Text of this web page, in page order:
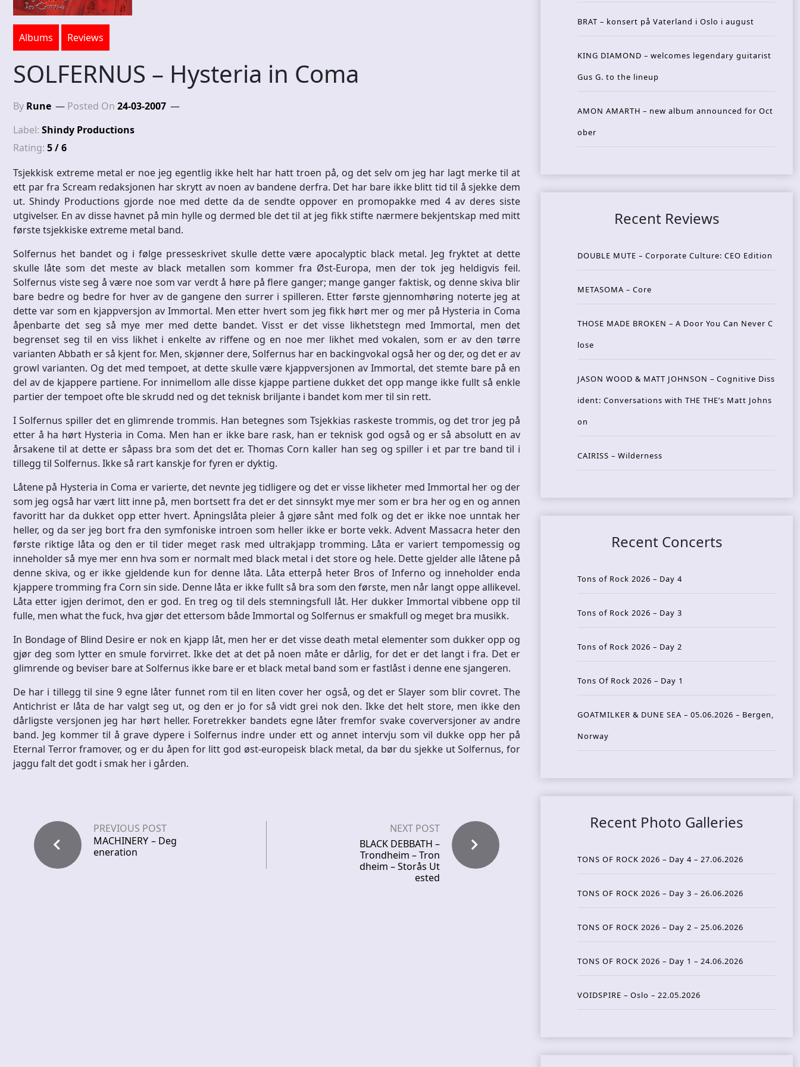
Albums Reviews
SOLFERNUS – Hysteria in Coma
By Rune Posted On 24-03-2007
Label: Shindy Productions
Rating: 5 / 6
Tsjekkisk extreme metal er noe jeg egentlig ikke helt har hatt troen på, og det selv om jeg har lagt merke til at
ett par fra Scream redaksjonen har skrytt av noen av bandene derfra. Det har bare ikke blitt tid til å sjekke dem
ut. Shindy Productions gjorde noe med dette da de sendte oppover en promopakke med 4 av deres siste
utgivelser. En av disse havnet på min hylle og dermed ble det til at jeg fikk stifte nærmere bekjentskap med mitt
første tsjekkiske extreme metal band.
Solfernus het bandet og i følge presseskrivet skulle dette være apocalyptic black metal. Jeg fryktet at dette
skulle låte som det meste av black metallen som kommer fra Øst-Europa, men der tok jeg heldigvis feil.
Solfernus viste seg å være noe som var verdt å høre på flere ganger; mange ganger faktisk, og denne skiva blir
bare bedre og bedre for hver av de gangene den surrer i spilleren. Etter første gjennomhøring noterte jeg at
dette var som en kjappversjon av Immortal. Men etter hvert som jeg fikk hørt mer og mer på Hysteria in Coma
åpenbarte det seg så mye mer med dette bandet. Visst er det visse likhetstegn med Immortal, men det
begrenset seg til en viss likhet i enkelte av riffene og en noe mer likhet med vokalen, som er av den tørre
varianten Abbath er så kjent for. Men, skjønner dere, Solfernus har en backingvokal også her og der, og det er av
growl varianten. Og det med tempoet, at dette skulle være kjappversjonen av Immortal, det stemte bare på en
del av de kjappere partiene. For innimellom alle disse kjappe partiene dukket det opp mange ikke fullt så enkle
partier der tempoet ofte ble skrudd ned og det teknisk briljante i bandet kom mer til sin rett.
I Solfernus spiller det en glimrende trommis. Han betegnes som Tsjekkias raskeste trommis, og det tror jeg på
etter å ha hørt Hysteria in Coma. Men han er ikke bare rask, han er teknisk god også og er så absolutt en av
årsakene til at dette er såpass bra som det det er. Thomas Corn kaller han seg og spiller i et par tre band til i
tillegg til Solfernus. Ikke så rart kanskje for fyren er dyktig.
Låtene på Hysteria in Coma er varierte, det nevnte jeg tidligere og det er visse likheter med Immortal her og der
som jeg også har vært litt inne på, men bortsett fra det er det sinnsykt mye mer som er bra her og en og annen
favoritt har da dukket opp etter hvert. Åpningslåta pleier å gjøre sånt med folk og det er ikke noe unntak her
heller, og da ser jeg bort fra den symfoniske introen som heller ikke er borte vekk. Advent Massacra heter den
første riktige låta og den er til tider meget rask med ultrakjapp tromming. Låta er variert tempomessig og
inneholder så mye mer enn hva som er normalt med black metal i det store og hele. Dette gjelder alle låtene på
denne skiva, og er ikke gjeldende kun for denne låta. Låta etterpå heter Bros of Inferno og inneholder enda
kjappere tromming fra Corn sin side. Denne låta er ikke fullt så bra som den første, men når langt oppe allikevel.
Låta etter igjen derimot, den er god. En treg og til dels stemningsfull låt. Her dukker Immortal vibbene opp til
fulle, men what the fuck, hva gjør det ettersom både Immortal og Solfernus er smakfull og meget bra musikk.
In Bondage of Blind Desire er nok en kjapp låt, men her er det visse death metal elementer som dukker opp og
gjør deg som lytter en smule forvirret. Ikke det at det på noen måte er dårlig, for det er det langt i fra. Det er
glimrende og beviser bare at Solfernus ikke bare er et black metal band som er fastlåst i denne ene sjangeren.
De har i tillegg til sine 9 egne låter funnet rom til en liten cover her også, og det er Slayer som blir covret. The
Antichrist er låta de har valgt seg ut, og den er jo for så vidt grei nok den. Ikke det helt store, men ikke den
dårligste versjonen jeg har hørt heller. Foretrekker bandets egne låter fremfor svake coverversjoner av andre
band. Jeg kommer til å grave dypere i Solfernus indre under ett og annet intervju som vil dukke opp her på
Eternal Terror framover, og er du åpen for litt god øst-europeisk black metal, da bør du sjekke ut Solfernus, for
jaggu falt det godt i smak her i gården.
PREVIOUS POST
MACHINERY – Deg
eneration
NEXT POST
BLACK DEBBATH –
Trondheim – Tron
dheim – Storås Ut
ested
BRAT – konsert på Vaterland i Oslo i august
KING DIAMOND – welcomes legendary guitarist
Gus G. to the lineup
AMON AMARTH – new album announced for Oct
ober
Recent Reviews
DOUBLE MUTE – Corporate Culture: CEO Edition
METASOMA – Core
THOSE MADE BROKEN – A Door You Can Never C
lose
JASON WOOD & MATT JOHNSON – Cognitive Diss
ident: Conversations with THE THE’s Matt Johns
on
CAIRISS – Wilderness
Recent Concerts
Tons of Rock 2026 – Day 4
Tons of Rock 2026 – Day 3
Tons of Rock 2026 – Day 2
Tons Of Rock 2026 – Day 1
GOATMILKER & DUNE SEA – 05.06.2026 – Bergen,
Norway
Recent Photo Galleries
TONS OF ROCK 2026 – Day 4 – 27.06.2026
TONS OF ROCK 2026 – Day 3 – 26.06.2026
TONS OF ROCK 2026 – Day 2 – 25.06.2026
TONS OF ROCK 2026 – Day 1 – 24.06.2026
VOIDSPIRE – Oslo – 22.05.2026